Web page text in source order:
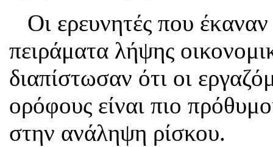
Οι ερευνητές που
πειράματα λήψης
διαπίστωσαν ότι οι
ορόφους είναι πιο
στην ανάληψη ρίσκου.